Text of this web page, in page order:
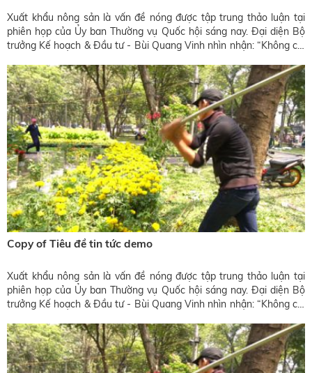
Xuất khẩu nông sản là vấn đề nóng được tập trung thảo luận tại
phiên họp của Ủy ban Thường vụ Quốc hội sáng nay. Đại diện Bộ
trưởng Kế hoạch & Đầu tư - Bùi Quang Vinh nhìn nhận: “Không chỉ
Copy of Tiêu đề tin tức demo
Xuất khẩu nông sản là vấn đề nóng được tập trung thảo luận tại
phiên họp của Ủy ban Thường vụ Quốc hội sáng nay. Đại diện Bộ
trưởng Kế hoạch & Đầu tư - Bùi Quang Vinh nhìn nhận: “Không chỉ